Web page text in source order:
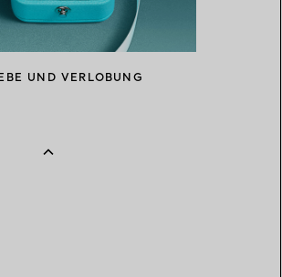
UND VERLOBUNG